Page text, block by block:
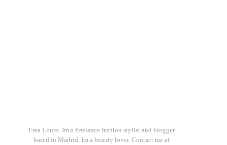
Erea Louro. Im a freelance fashion stylist and blogger
based in Madrid. Im a beauty lover. Contact me at